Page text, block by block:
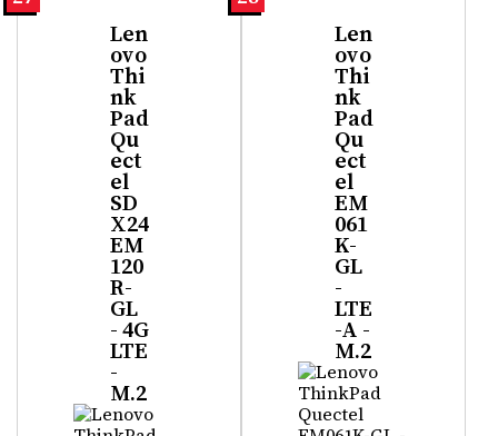
Len
ovo
Thi
nk
Pad
Qu
ect
el
SD
X24
EM
120
R-
GL
- 4G
LTE
-
M.2
Len
ovo
Thi
nk
Pad
Qu
ect
el
EM
061
K-
GL
-
LTE
-A -
M.2